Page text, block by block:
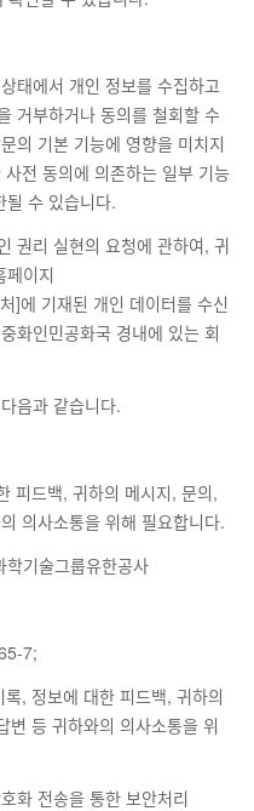
태에서 개인 정보를 수집하고
거부하거나 동의를 철회할 수
의 기본 기능에 영향을 미치지
전 동의에 의존하는 일부 기능
될 수 있습니다.
권리 실현의 요청에 관하여, 귀
이지
에 기재된 개인 데이터를 수신
화인민공화국 경내에 있는 회
음과 같습니다.
피드백, 귀하의 메시지, 문의,
의사소통을 위해 필요합니다.
기술그룹유한공사
7;
, 정보에 대한 피드백, 귀하의
변 등 귀하와의 의사소통을 위
화 전송을 통한 보안처리